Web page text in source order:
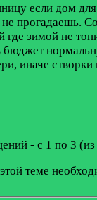
если дом
прогадаешь.
где зимой не
бюджет
иначе створки
- с 1 по 3 (из
теме